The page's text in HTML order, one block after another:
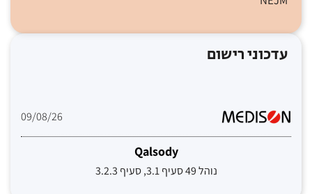
עדכוני רישום
09/08/26
Qalsody
נוהל 49 סעיף 3.1, סעיף 3.2.3